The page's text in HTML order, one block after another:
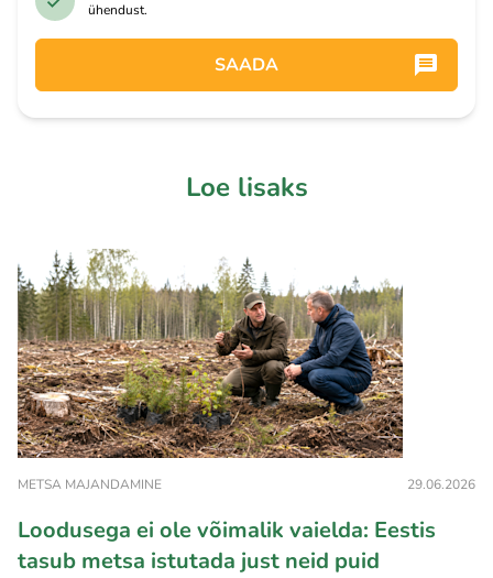
ühendust.
SAADA
Loe lisaks
METSA MAJANDAMINE 29.06.2026
Loodusega ei ole võimalik vaielda: Eestis
tasub metsa istutada just neid puid